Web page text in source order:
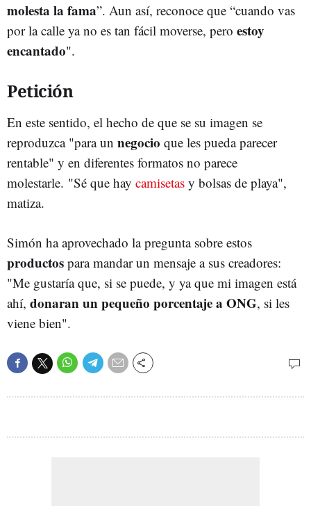
molesta la fama”. Aun así, reconoce que “cuando vas
por la calle ya no es tan fácil moverse, pero estoy
encantado".
Petición
En este sentido, el hecho de que se su imagen se
reproduzca "para un negocio que les pueda parecer
rentable" y en diferentes formatos no parece
molestarle. "Sé que hay camisetas y bolsas de playa",
matiza.
Simón ha aprovechado la pregunta sobre estos
productos para mandar un mensaje a sus creadores:
"Me gustaría que, si se puede, y ya que mi imagen está
ahí, donaran un pequeño porcentaje a ONG, si les
viene bien".